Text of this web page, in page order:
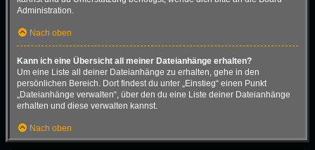
Administration.
Nach oben
Kann ich eine Übersicht all meiner Dateianhänge erhalten?
Um eine Liste all deiner Dateianhänge zu erhalten, gehe in den
persönlichen Bereich. Dort findest du unter „Einstieg“ einen Punkt
„Dateianhänge verwalten“, über den du eine Liste deiner Dateianhänge
erhalten und diese verwalten kannst.
Nach oben